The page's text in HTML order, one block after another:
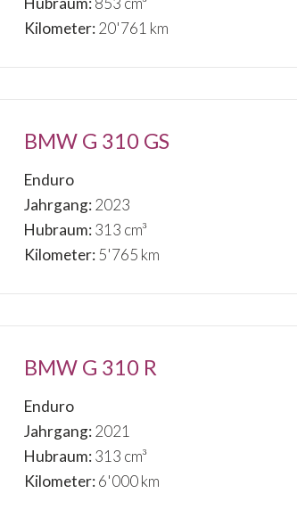
Kilometer:20'761 km
BMW G 310 GS
Enduro
Jahrgang:2023
Hubraum:313 cm³
Kilometer:5'765 km
BMW G 310 R
Enduro
Jahrgang:2021
Hubraum:313 cm³
Kilometer:6'000 km